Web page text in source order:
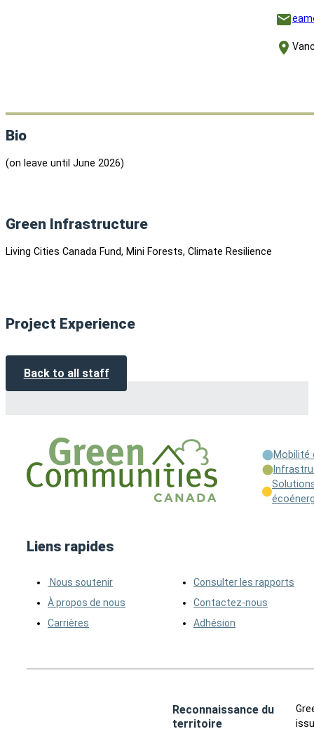
Bio
(on leave until June 2026)
Green Infrastructure
Living Cities Canada Fund, Mini Forests, Climate Resilience
Project Experience
Back to all staff
Mobilité
Liens rapides
Nous soutenir
À propos de nous
Carrières
Consulter les rapports
Contactez-nous
Adhésion
Reconnaissance du
territoire